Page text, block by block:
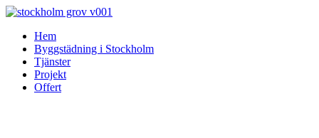
Skip
contentHem
Byggstädning i Stockholm
Tjänster
Projekt
Offert